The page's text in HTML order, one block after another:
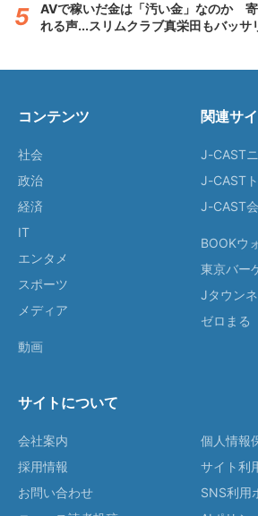
AVで稼いだ金は「汚い金」なのか
れる声...スリムクラブ真栄田もバッサ
コンテンツ
社会
政治
経済
IT
エンタメ
スポーツ
メディア
動画
関連サ
J-CAST
J-CAST
J-CAST
BOOKウ
東京バー
Jタウン
ゼロまる
サイトについて
会社案内
採用情報
お問い合わせ
個人情報
サイト利
SNS利用